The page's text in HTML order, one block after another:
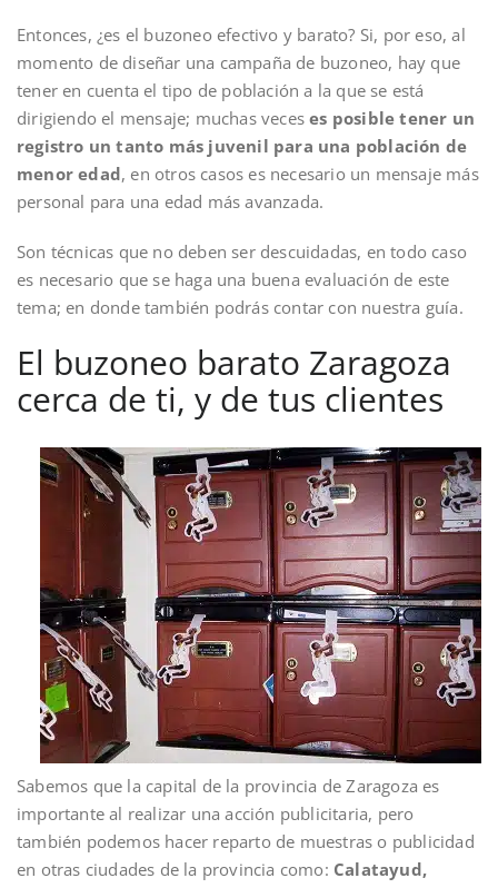
Entonces, ¿es el buzoneo efectivo y barato? Si, por eso, al
momento de diseñar una campaña de buzoneo, hay que
tener en cuenta el tipo de población a la que se está
dirigiendo el mensaje; muchas veceses posible tener un
registro un tanto más juvenil para una población de
menor edad, en otros casos es necesario un mensaje más
personal para una edad más avanzada.
Son técnicas que no deben ser descuidadas, en todo caso
es necesario que se haga una buena evaluación de este
tema; en donde también podrás contar con nuestra guía.
El buzoneo barato Zaragoza
cerca de ti, y de tus clientes
Sabemos que la capital de la provincia de Zaragoza es
importante al realizar una acción publicitaria, pero
también podemos hacer reparto de muestras o publicidad
en otras ciudades de la provincia como: Calatayud,